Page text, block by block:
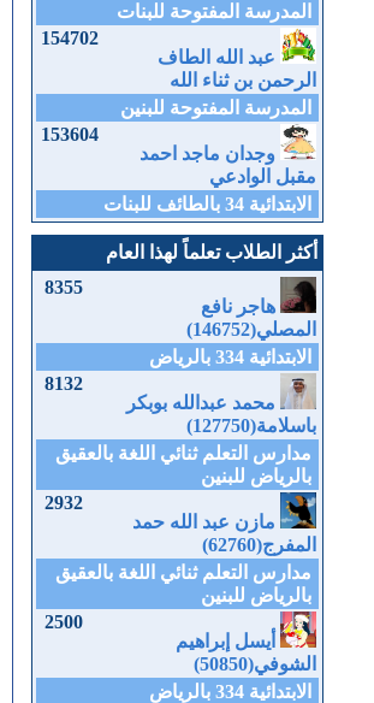
المدرسة المفتوحة للبنات
عبد الله الطاف
الرحمن بن ثناء الله
154702
المدرسة المفتوحة للبنين
وجدان ماجد احمد
مقبل الوادعي
153604
الابتدائية 34 بالطائف للبنات
أكثر الطلاب تعلماً لهذا العام
هاجر نافع
المصلي(146752)
8355
الابتدائية 334 بالرياض
محمد عبدالله بوبكر
باسلامة(127750)
8132
مدارس التعلم ثنائي اللغة بالعقيق
بالرياض للبنين
مازن عبد الله حمد
المفرج(62760)
2932
مدارس التعلم ثنائي اللغة بالعقيق
بالرياض للبنين
أيسل إبراهيم
الشوفي(50850)
2500
الابتدائية 334 بالرياض